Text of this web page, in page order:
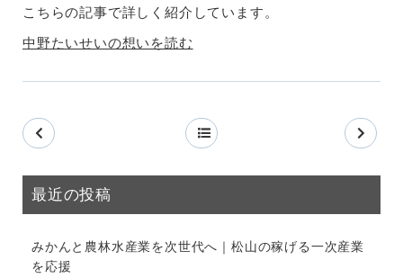
こちらの記事で詳しく紹介しています。
中野たいせいの想いを読む
最近の投稿
みかんと農林水産業を次世代へ｜松山の稼げる一次産業
を応援